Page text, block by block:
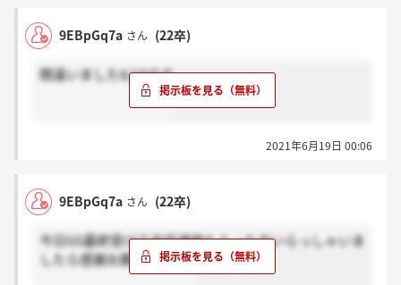
9EBpGq7a さん (22卒)
間違いました6/18です
2021年6月19日 00:06
9EBpGq7a さん (22卒)
今日GS最終受けて内定連絡もらった方いらっしゃいま
したら感謝お願いします。